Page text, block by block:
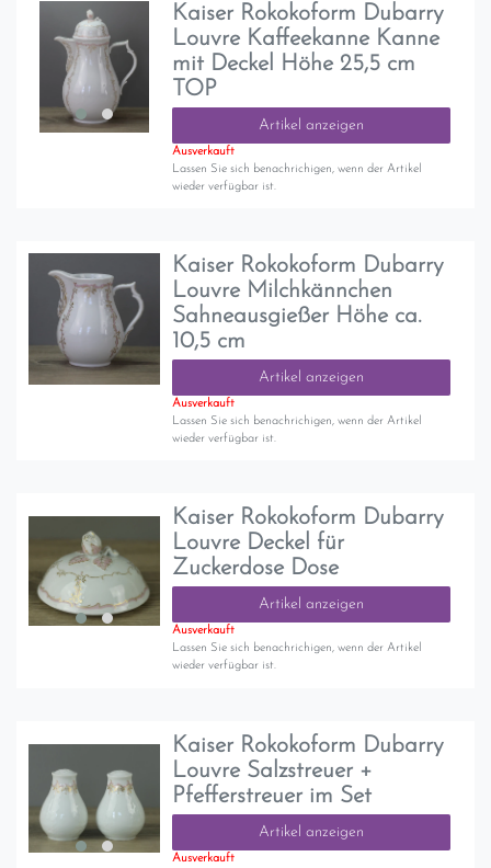
Kaiser Rokokoform Dubarry
Louvre Kaffeekanne Kanne
mit Deckel Höhe 25,5 cm
TOP
Artikel anzeigen
Ausverkauft
Lassen Sie sich benachrichigen, wenn der Artikel
wieder verfügbar ist.
Kaiser Rokokoform Dubarry
Louvre Milchkännchen
Sahneausgießer Höhe ca.
10,5 cm
Artikel anzeigen
Ausverkauft
Lassen Sie sich benachrichigen, wenn der Artikel
wieder verfügbar ist.
Kaiser Rokokoform Dubarry
Louvre Deckel für
Zuckerdose Dose
Artikel anzeigen
Ausverkauft
Lassen Sie sich benachrichigen, wenn der Artikel
wieder verfügbar ist.
Kaiser Rokokoform Dubarry
Louvre Salzstreuer +
Pfefferstreuer im Set
Artikel anzeigen
Ausverkauft